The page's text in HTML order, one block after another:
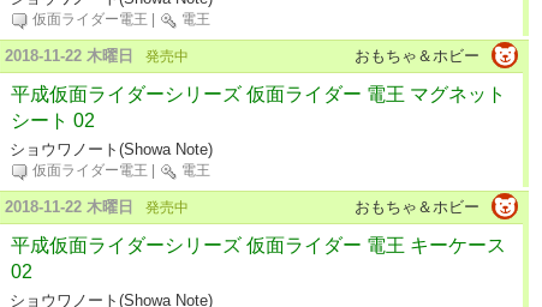
仮面ライダー電王 電王
おもちゃ＆ホビー
2018-11-22 木曜日 発売中
平成仮面ライダーシリーズ 仮面ライダー 電王 マグネット
シート 02
ショウワノート(Showa Note)
仮面ライダー電王 電王
おもちゃ＆ホビー
2018-11-22 木曜日 発売中
平成仮面ライダーシリーズ 仮面ライダー 電王 キーケース
02
ショウワノート(Showa Note)